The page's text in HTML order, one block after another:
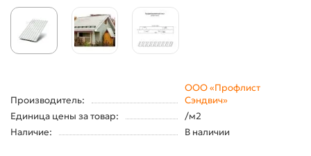
Производитель:
ООО «Профлист
Сэндвич»
Единица цены за товар:
/м2
Наличие:
В наличии